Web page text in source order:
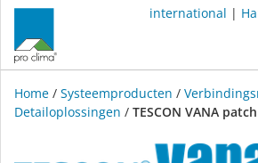
international |
Home / Systeemproducten /
Detailoplossingen / TESCON VANA patch